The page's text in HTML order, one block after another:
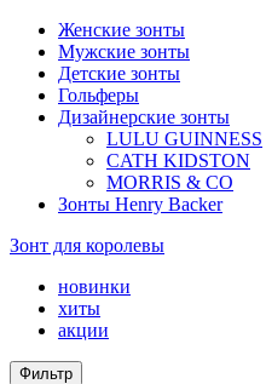
Женские зонты
Мужские зонты
Детские зонты
Гольферы
Дизайнерские зонты
LULU GUINNESS
CATH KIDSTON
MORRIS & CO
Зонты Henry Backer
Зонт для королевы
новинки
хиты
акции
Фильтр